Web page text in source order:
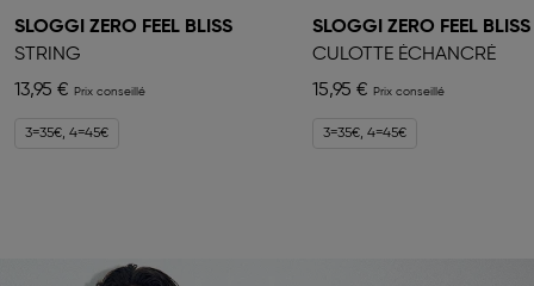
SLOGGI ZERO FEEL BLISS
STRING
13,95 €
3=35€, 4=45€
SLOGGI ZERO FEEL BLISS
CULOTTE ÉCHANCRÉ
15,95 €
3=35€, 4=45€